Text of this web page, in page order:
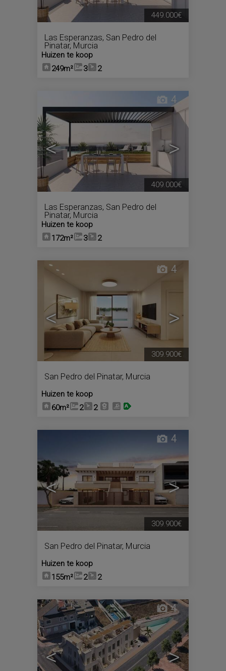
Las Esperanzas, San Pedro del
Pinatar, Murcia
Huizen te koop
249m²
3 2
449.000€
< >
4
Las Esperanzas, San Pedro del
Pinatar, Murcia
Huizen te koop
172m²
3 2
409.000€
< >
4
San Pedro del Pinatar, Murcia
Huizen te koop
60m²
2 2
309.900€
< >
4
San Pedro del Pinatar, Murcia
Huizen te koop
155m²
2 2
309.900€
< >
4